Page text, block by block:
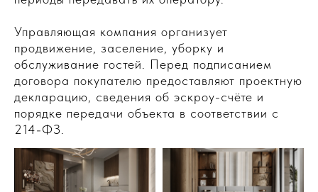
Управляющая компания организует
продвижение, заселение, уборку и
обслуживание гостей. Перед подписанием
договора покупателю предоставляют проектную
декларацию, сведения об эскроу-счёте и
порядке передачи объекта в соответствии с
214-ФЗ.